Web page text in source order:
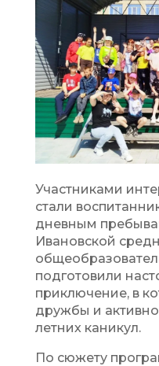
Участниками
стали
дневным
Ивановской
подготовили
приключение, в
дружбы и
летних каникул.
По сюжету